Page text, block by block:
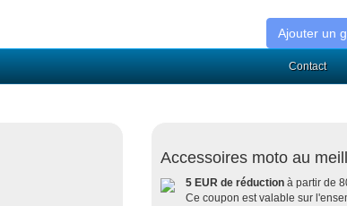
Ajouter un
Contact
Accessoires moto au
5 EUR de réduction à partir de
Ce coupon est valable sur